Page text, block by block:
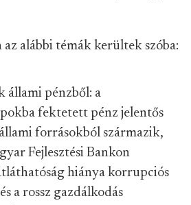
az alábbi témák kerültek szóba:
állami pénzből: a
fektetett pénz jelentős
forrásokból származik,
Fejlesztési Bankon
hiánya korrupciós
a rossz gazdálkodás